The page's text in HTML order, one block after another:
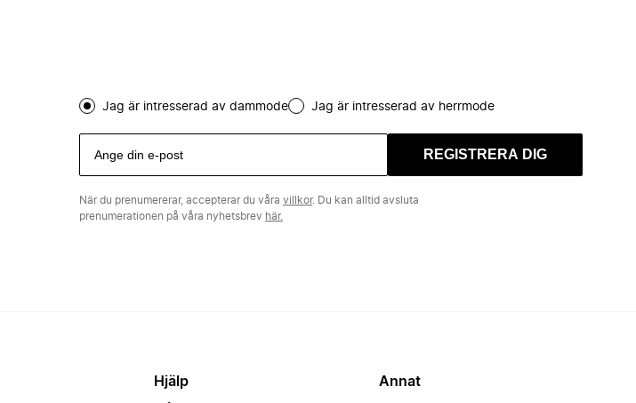
Jag är intresserad av dammode Jag är intresserad av herrmode
REGISTRERA DIG
När du prenumererar, accepterar du våra villkor. Du kan alltid avsluta
prenumerationen på våra nyhetsbrev här.
Hjälp Annat